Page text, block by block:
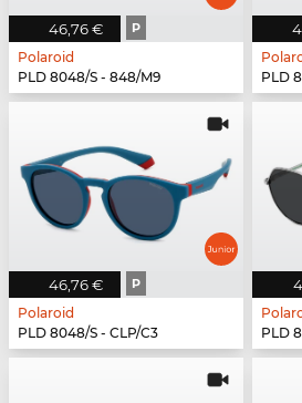
46,76 € P
Polaroid
PLD 8048/S - 848/M9
PLD
46,76 € P
Polaroid
PLD 8048/S - CLP/C3
PLD